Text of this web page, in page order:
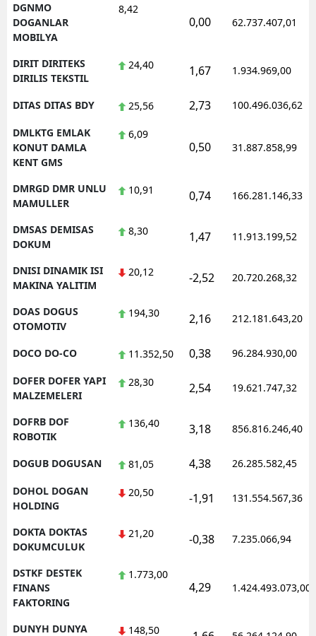
DGNMO
DOGANLAR
MOBILYA
8,42
0,00 62.737.407,01
DIRIT DIRITEKS
DIRILIS TEKSTIL
24,40 1,67 1.934.969,00
DITAS DITAS BDY 25,56 2,73 100.496.036,62
DMLKTG EMLAK
KONUT DAMLA
KENT GMS
6,09
0,50 31.887.858,99
DMRGD DMR UNLU
MAMULLER
10,91 0,74 166.281.146,33
DMSAS DEMISAS
DOKUM
8,30 1,47 11.913.199,52
DNISI DINAMIK ISI
MAKINA YALITIM
20,12 -2,52 20.720.268,32
DOAS DOGUS
OTOMOTIV
194,30 2,16 212.181.643,20
DOCO DO-CO 11.352,50 0,38 96.284.930,00
DOFER DOFER YAPI
MALZEMELERI
28,30 2,54 19.621.747,32
DOFRB DOF
ROBOTIK
136,40 3,18 856.816.246,40
DOGUB DOGUSAN 81,05 4,38 26.285.582,45
DOHOL DOGAN
HOLDING
20,50 -1,91 131.554.567,36
DOKTA DOKTAS
DOKUMCULUK
21,20 -0,38 7.235.066,94
DSTKF DESTEK
FINANS
FAKTORING
1.773,00
4,29 1.424.493.073,00
DUNYH DUNYA 148,50